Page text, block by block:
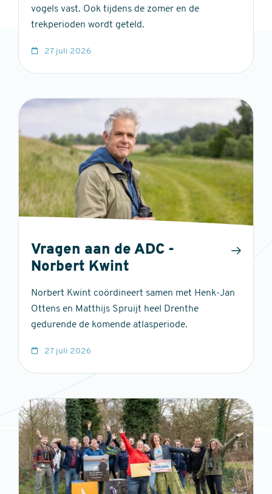
vogels vast. Ook tijdens de zomer en de
trekperioden wordt geteld.
27 juli 2026
Vragen aan de ADC -
Norbert Kwint
Norbert Kwint coördineert samen met Henk-Jan
Ottens en Matthijs Spruijt heel Drenthe
gedurende de komende atlasperiode.
27 juli 2026